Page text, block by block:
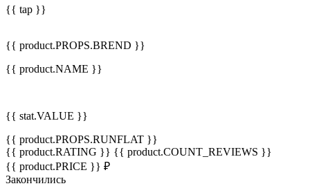
{{ tap }}
{{ product.PROPS.BREND }}
{{ product.NAME }}
{{ stat.VALUE }}
{{ product.PROPS.RUNFLAT }}
{{ product.RATING }} {{ product.COUNT_REVIEWS }}
{{ product.PRICE }} ₽
Закончились